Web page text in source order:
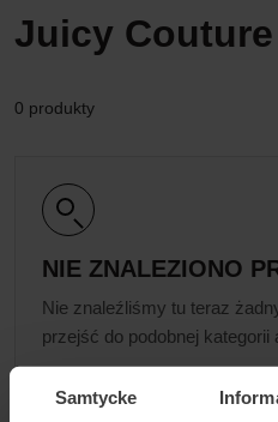
Samtycke
Juicy Couture
0 produkty
NIE ZNALEZIONO
Nie znaleźliśmy tu teraz
przejść do podobnej kategorii
Przejdź do B